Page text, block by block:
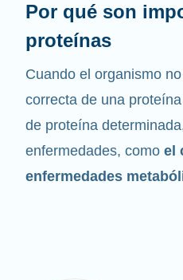
Por qué son
proteínas
Cuando el organismo
correcta de una
de proteína
enfermedades, como el
enfermedades